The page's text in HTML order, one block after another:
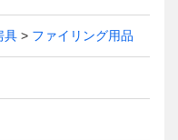
具 ファイリング用品